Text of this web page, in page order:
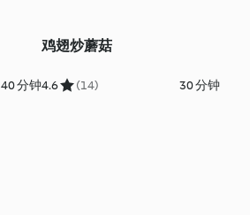
40 分钟
鸡翅炒蘑菇
4.6 (14) 30 分钟